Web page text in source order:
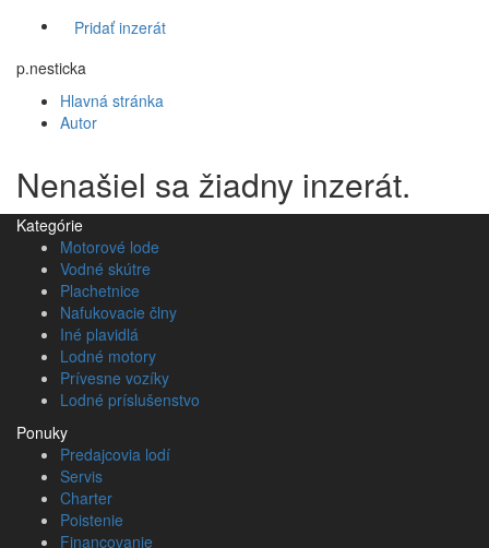
Pridať inzerát
p.nesticka
Hlavná stránka
Autor
Nenašiel sa žiadny inzerát.
Kategórie
Motorové lode
Vodné skútre
Plachetnice
Nafukovacie člny
Iné plavidlá
Lodné motory
Prívesne vozíky
Lodné príslušenstvo
Ponuky
Predajcovia lodí
Servis
Charter
Poistenie
Financovanie